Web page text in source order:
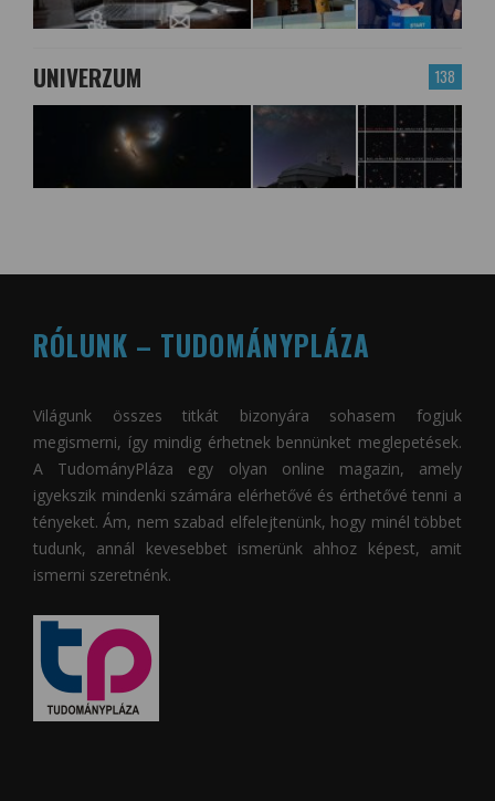
138
UNIVERZUM
RÓLUNK – TUDOMÁNYPLÁZA
Világunk összes titkát bizonyára sohasem fogjuk
megismerni, így mindig érhetnek bennünket meglepetések.
A TudományPláza egy olyan online magazin, amely
igyekszik mindenki számára elérhetővé és érthetővé tenni a
tényeket. Ám, nem szabad elfelejtenünk, hogy minél többet
tudunk, annál kevesebbet ismerünk ahhoz képest, amit
ismerni szeretnénk.